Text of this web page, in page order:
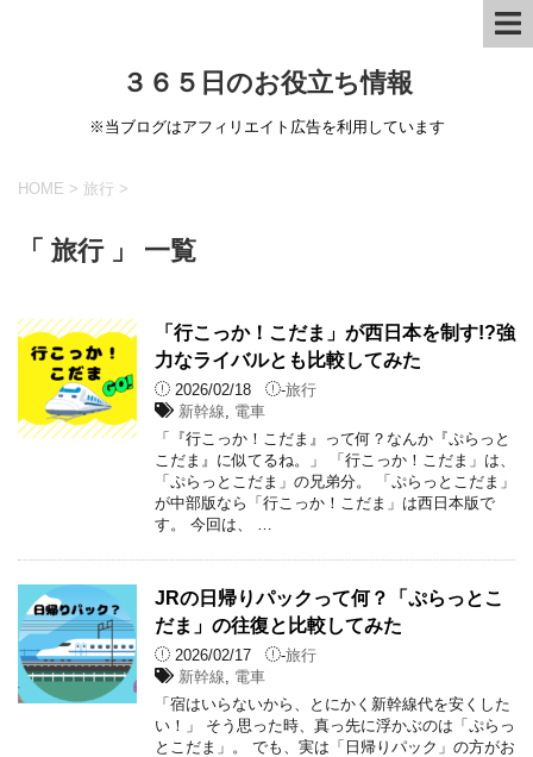
３６５日のお役立ち情報
※当ブログはアフィリエイト広告を利用しています
HOME > 旅行 >
「 旅行 」 一覧
「行こっか！こだま」が西日本を制す!?強
力なライバルとも比較してみた
2026/02/18 -旅行
新幹線
電車
「『行こっか！こだま』って何？なんか『ぷらっと
こだま』に似てるね。」 「行こっか！こだま」は、
「ぷらっとこだま」の兄弟分。 「ぷらっとこだま」
が中部版なら「行こっか！こだま」は西日本版で
す。 今回は、 …
JRの日帰りパックって何？「ぷらっとこ
だま」の往復と比較してみた
2026/02/17 -旅行
新幹線
電車
「宿はいらないから、とにかく新幹線代を安くした
い！」 そう思った時、真っ先に浮かぶのは「ぷらっ
とこだま」。 でも、実は「日帰りパック」の方がお